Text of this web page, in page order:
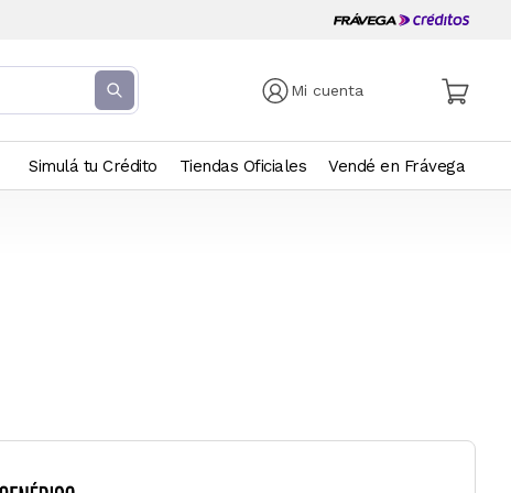
Mi cuenta
Simulá tu Crédito Tiendas Oficiales Vendé en Frávega